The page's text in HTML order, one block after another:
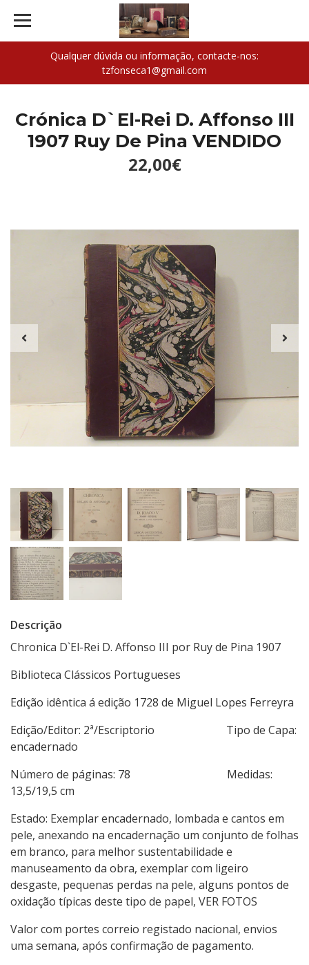
Qualquer dúvida ou informação, contacte-nos:
tzfonseca1@gmail.com
Crónica D`El-Rei D. Affonso III
1907 Ruy De Pina VENDIDO
22,00€
Descrição
Chronica D`El-Rei D. Affonso III por Ruy de Pina 1907
Biblioteca Clássicos Portugueses
Edição idêntica á edição 1728 de Miguel Lopes Ferreyra
Edição/Editor: 2ª/Escriptorio Tipo de Capa:
encadernado
Número de páginas: 78 Medidas:
13,5/19,5 cm
Estado: Exemplar encadernado, lombada e cantos em
pele, anexando na encadernação um conjunto de folhas
em branco, para melhor sustentabilidade e
manuseamento da obra, exemplar com ligeiro
desgaste, pequenas perdas na pele, alguns pontos de
oxidação típicas deste tipo de papel, VER FOTOS
Valor com portes correio registado nacional, envios
uma semana, após confirmação de pagamento.